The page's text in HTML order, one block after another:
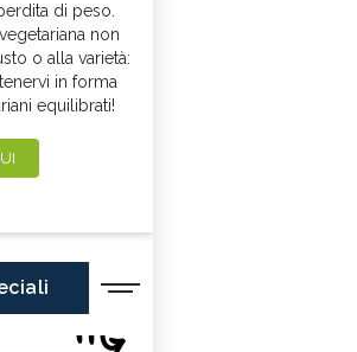
di peso.
non
o alla varietà:
in forma
equilibrati!